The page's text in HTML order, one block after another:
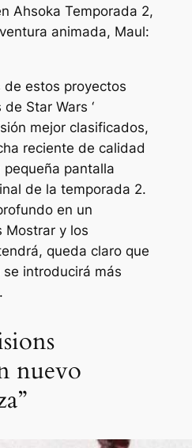
Ahsoka Temporada 2,
animada, Maul:
de estos proyectos
de Star Wars ‘
mejor clasificados,
reciente de calidad
pantalla
de la temporada 2.
en un
Mostrar y los
queda claro que
introducirá más
nuevo